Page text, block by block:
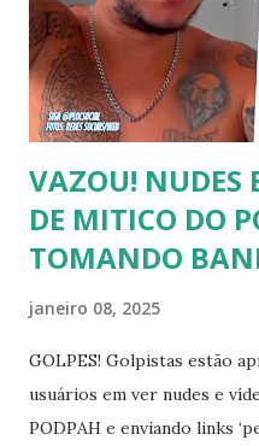
sexualidade exposta.
00:41 Famosos foi flagrado
carnaval do Rio Alexandre
mas fez filmes com tr...
VAZOU! NUDES
DE MITICO DO
TOMANDO
janeiro 08, 2025
GOLPES! Golpistas estão
usuários em ver nudes e
PODPAH e enviando links